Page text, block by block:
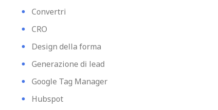
Convertri
CRO
Design della forma
Generazione di lead
Google Tag Manager
Hubspot